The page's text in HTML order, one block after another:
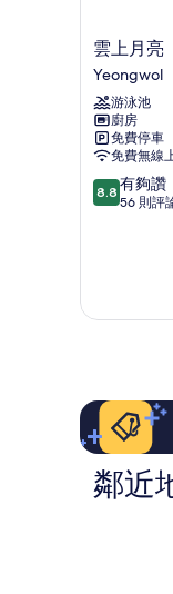
雲
上
月
亮
Yeongwol
雲上月亮
Yeongwol
游泳池
廚房
免費停車
免費無線
8.8
分，
夠
評
8.8 有夠讚
56 則評
鄰近